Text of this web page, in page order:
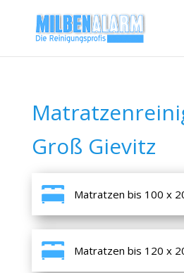
Groß Gievitz
Matratzen bis 100 x
Matratzen bis 120 x